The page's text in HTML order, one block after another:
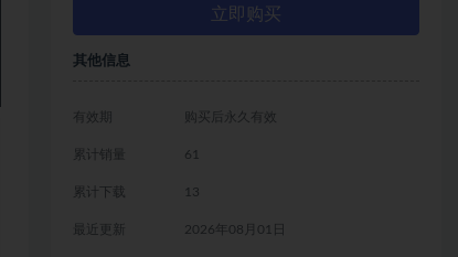
立即购买
其他信息
有效期 购买后永久有效
累计销量 61
累计下载 13
最近更新 2026年08月01日